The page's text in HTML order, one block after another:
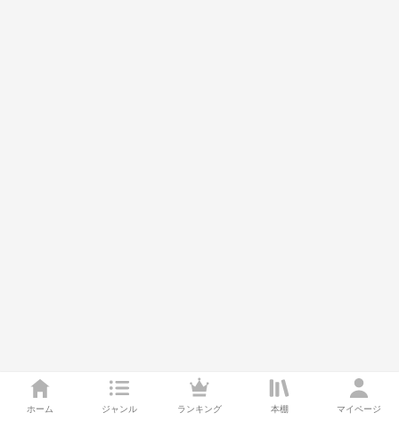
ホーム ジャンル ランキング 本棚 マイページ